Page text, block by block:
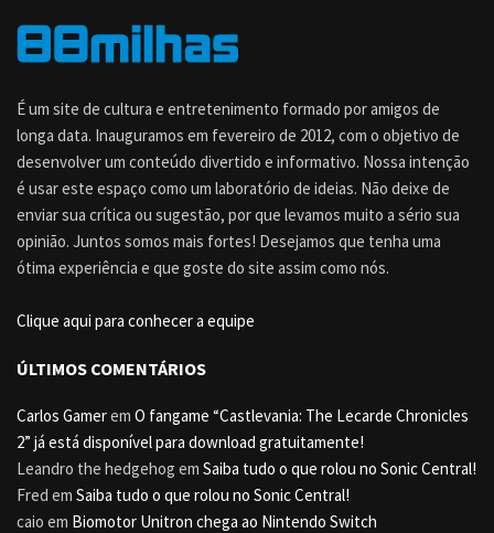
É um site de cultura e entretenimento formado por amigos de
longa data. Inauguramos em fevereiro de 2012, com o objetivo de
desenvolver um conteúdo divertido e informativo. Nossa intenção
é usar este espaço como um laboratório de ideias. Não deixe de
enviar sua crítica ou sugestão, por que levamos muito a sério sua
opinião. Juntos somos mais fortes! Desejamos que tenha uma
ótima experiência e que goste do site assim como nós.
Clique aqui para conhecer a equipe
ÚLTIMOS COMENTÁRIOS
Carlos Gamerem O fangame “Castlevania: The Lecarde Chronicles
2” já está disponível para download gratuitamente!
Leandro the hedgehog em Saiba tudo o que rolou no Sonic Central!
Fred em Saiba tudo o que rolou no Sonic Central!
caio em Biomotor Unitron chega ao Nintendo Switch